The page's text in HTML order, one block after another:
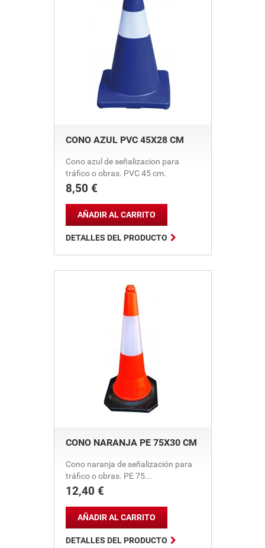
CONO AZUL PVC 45X28 CM
Cono azul de señalizacion para
tráfico o obras. PVC 45 cm.
Precio
8,50 €

AÑADIR AL CARRITO
DETALLES DEL PRODUCTO
CONO NARANJA PE 75X30 CM
Cono naranja de señalización para
tráfico o obras. PE 75...
Precio
12,40 €

AÑADIR AL CARRITO
DETALLES DEL PRODUCTO